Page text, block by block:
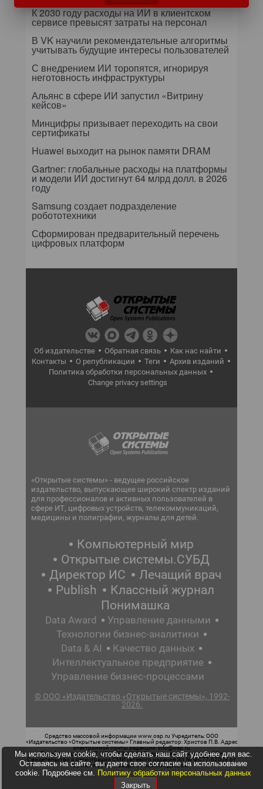
К 2030 году расходы на ИИ в клиентском
сервисе превысят затраты на персонал
В VK научили рекомендательные алгоритмы
учитывать будущие интересы пользователей
С внедрением ИИ торопятся, игнорируя
неготовность инфраструктуры
Альянс в сфере ИИ запустил «Витрину
кейсов»
Минцифры призывает переходить на свои
сертификаты
Huawei выходит на рынок памяти DRAM
Gartner: глобальные расходы на платформы
и модели ИИ достигнут 64 млрд долл. в 2026
году
Samsung создает подразделение
робототехники
Сформирован предварительный перечень
цифровых платформ
Об издательстве Обратная связь
Как нас найти
Контакты
О републикации Теги
Архив изданий
Политика обработки персональных данных
Change privacy settings
«Открытые системы» - ведущее российское
издательство, выпускающее широкий спектр изданий
для профессионалов и активных пользователей в
сфере ИТ, цифровых устройств, телекоммуникаций,
медицины и полиграфии, журналы для детей.
Компьютерный мир
Открытые системы.СУБД
Директор ИС
Лечащий врач
Publish
Классный журнал
Понимашка
Data Award
Управление данными
Технологии бизнес-аналитики
Data & AI
Качество данных
Интеллектуальное предприятие
Управление бизнес-процессами
© ООО «Издательство «Открытые системы», 1992-
2026.
Средство массовой информации www.osp.ru Учредитель: ООО
«Издательство «Открытые системы» Главный редактор: Христов П.В. Адрес
электронной почты редакции: info@osp.ru
Телефон редакции: 7 (499) 703-18-54 Возрастная маркировка: 12+
Свидетельство о регистрации СМИ сетевого издания Эл.№ ФС77-62008 от
05 июня 2015 г. выдано Роскомнадзором.
Мы используем cookie, чтобы сделать наш сайт удобнее для вас.
Оставаясь на сайте, вы даете свое согласие на использование
cookie. Подробнее см. Политику обработки персональных данных
Закрыть